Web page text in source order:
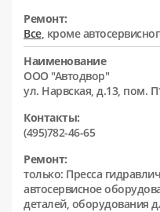
Ремонт:
Все, кроме
Наименование
ООО "Автодвор"
ул. Нарвская, д.13, пом.
Контакты:
(495)782-46-65
Ремонт:
только: Пресса
автосервисное
деталей, оборудования